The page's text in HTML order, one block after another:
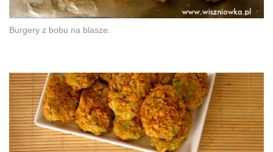
Burgery z bobu na blasze.